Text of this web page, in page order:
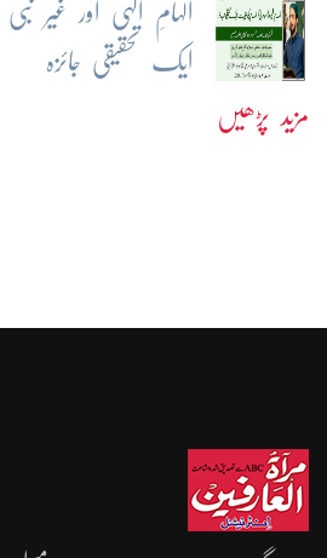
الہامِ الہٰی اور غیر
ایک تحقیقی جائزہ
مزید پڑھیں